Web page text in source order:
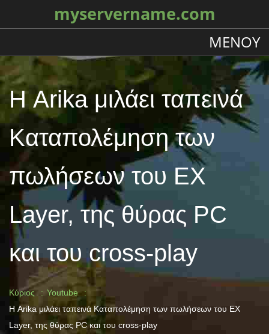
myservername.com
ΜΕΝΟΎ
Η Arika μιλάει ταπεινά
Καταπολέμηση των
πωλήσεων του EX
Layer, της θύρας PC
και του cross-play
Κύριος
Youtube
Η Arika μιλάει ταπεινά Καταπολέμηση των πωλήσεων του EX
Layer, της θύρας PC και του cross-play